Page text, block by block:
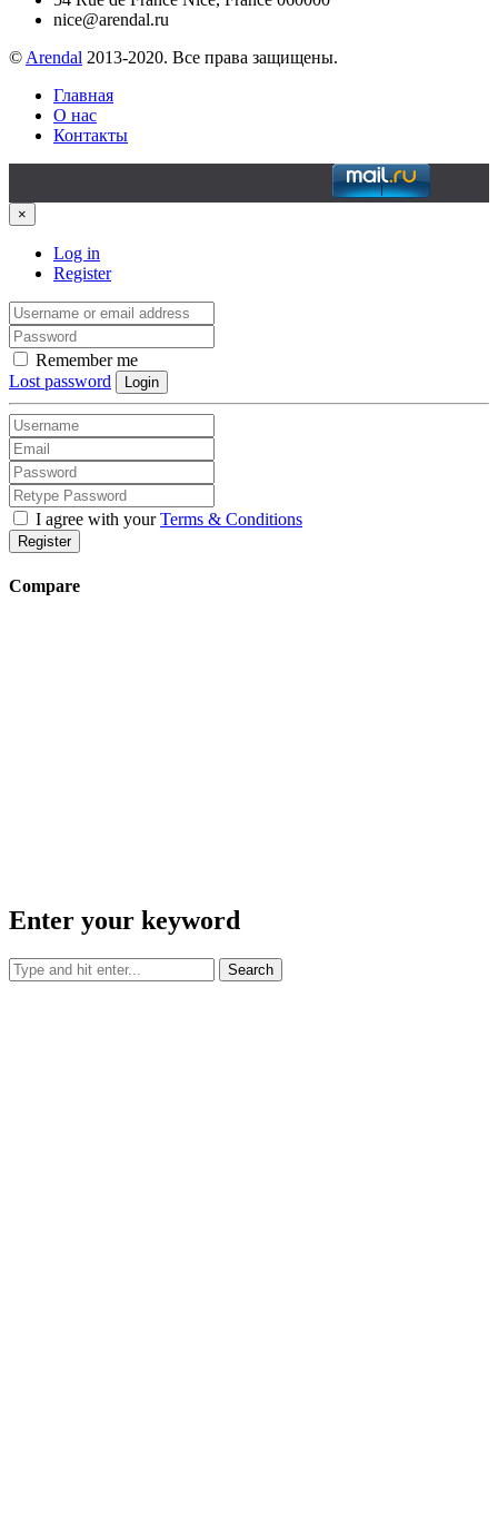
nice@arendal.ru
© Arendal 2013-2020. Все права защищены.
Главная
О нас
Контакты
×
Log in
Register
Remember me
Lost password
Login
I agree with yourTerms & Conditions
Register
Compare
Enter your keyword
Search